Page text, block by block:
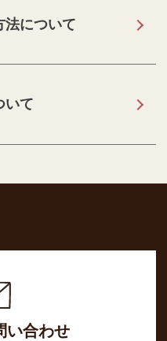
法について
いて
い合わせ